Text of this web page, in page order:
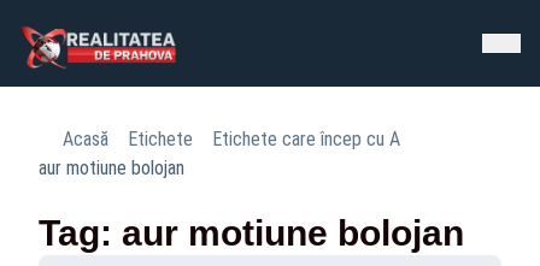
Acasă Etichete
Etichete care încep cu A
aur motiune bolojan
Tag: aur motiune bolojan